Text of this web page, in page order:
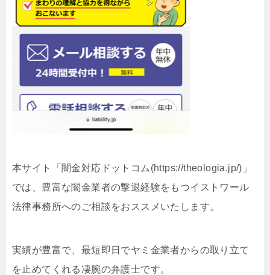
本サイト「闇金対応ドットコム(https://theologia.jp/)」
では、豊富な闇金業者の撃退経験をもつイストワール
法律事務所へのご相談をおススメいたします。
実績が豊富で、最短即日でヤミ金業者からの取り立て
を止めてくれる凄腕の弁護士です。